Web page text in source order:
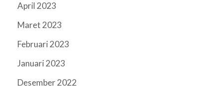
April 2023
Maret 2023
Februari 2023
Januari 2023
Desember 2022